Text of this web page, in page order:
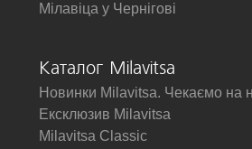
Мілавіца у Чернігові
Каталог Milavitsa
Новинки Milavitsa. Чекаємо на
Ексклюзив Milavitsa
Milavitsa Classic